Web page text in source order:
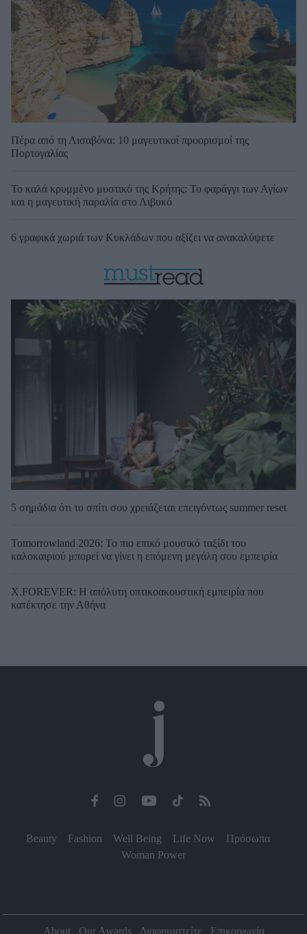
Πέρα από τη Λισαβόνα: 10 μαγευτικοί προορισμοί της
Πορτογαλίας
Το καλά κρυμμένο μυστικό της Κρήτης: Το φαράγγι των Αγίων
και η μαγευτική παραλία στο Λιβυκό
6 γραφικά χωριά των Κυκλάδων που αξίζει να ανακαλύψετε
5 σημάδια ότι το σπίτι σου χρειάζεται επειγόντως summer reset
Tomorrowland 2026: Το πιο επικό μουσικό ταξίδι του
καλοκαιριού μπορεί να γίνει η επόμενη μεγάλη σου εμπειρία
X.FOREVER: Η απόλυτη οπτικοακουστική εμπειρία που
κατέκτησε την Αθήνα
Beauty Fashion Well Being Life Now
Πρόσωπα
Woman Power
About Our Awards Διαφημιστείτε Επικοινωνία